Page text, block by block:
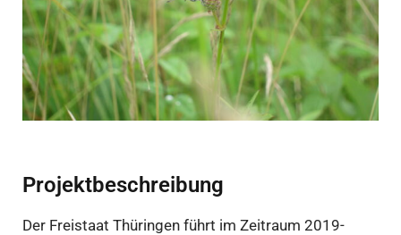
Projektbeschreibung
Der Freistaat Thüringen führt im Zeitraum 2019-